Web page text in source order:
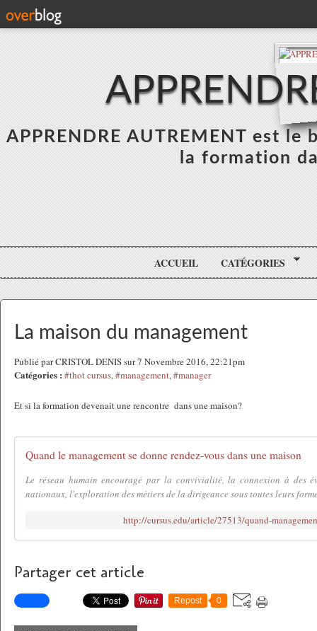
APPRENDRE AUTREMENT est
la formation
ACCUEIL CATÉGORIES
La maison du management
Publié par CRISTOL DENIS sur 7 Novembre 2016, 22:21pm
Catégories : #thot cursus,#management,#manager
Et si la formation devenait une rencontre dans une maison?
Quand le management se donne rendez-vous dans une maison
Le réseau humain encouragé par la convivialité, la connexion à des
nationaux, l'exploration des métiers de la dirigeance sous toutes leurs
http://cursus.edu/article/27513/quand-
Partager cet article
Repost 0